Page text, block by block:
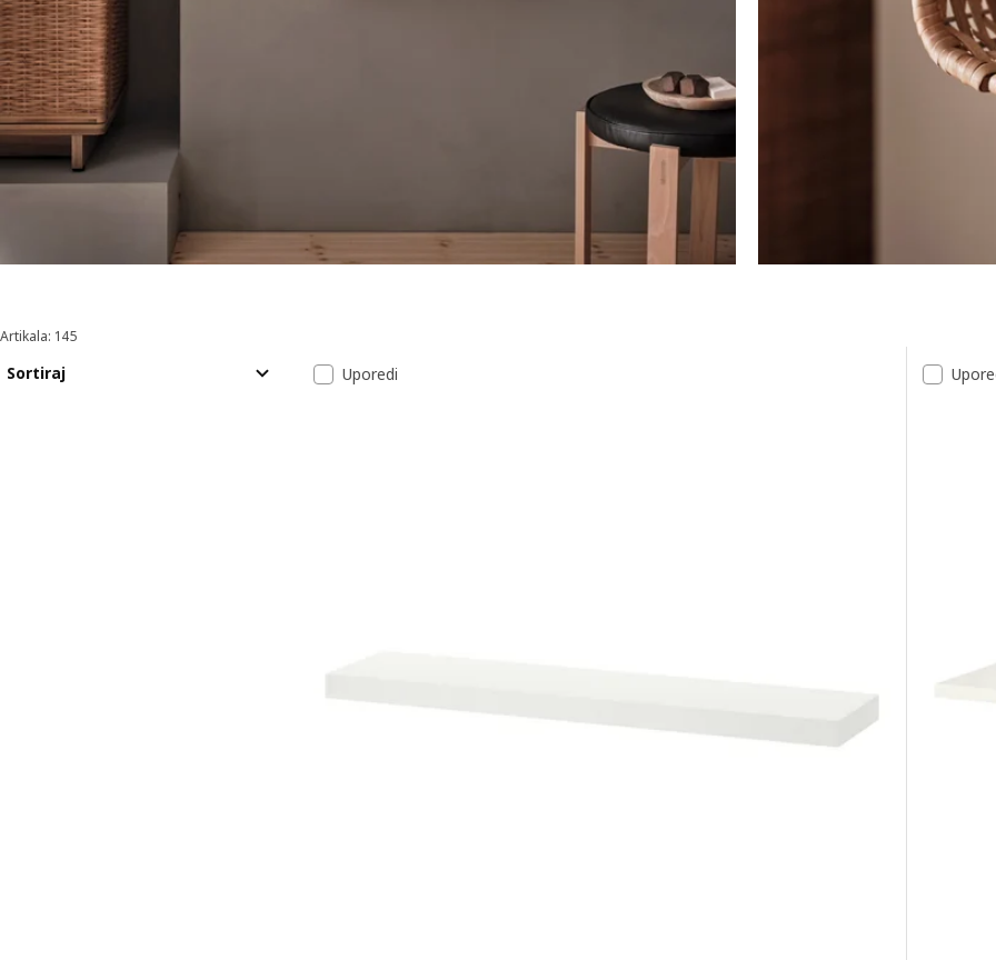
Sortiraj i filtriraj
Artikala: 145
Sortiraj Lista rezultata
Uporedi